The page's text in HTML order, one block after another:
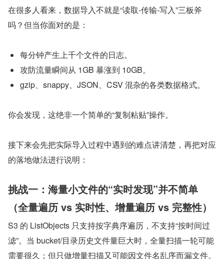
在很多人看来，数据导入不就是“读取-传输-写入”三板斧
吗？但当你面对的是：
每分钟产生上千个文件的日志。
攻防流量瞬间从 1GB 暴涨到 10GB。
gzip、snappy、JSON、CSV 混杂的各类数据格式。
你会发现，这绝非一个简单的“复制粘贴”操作。
接下来会先把实际导入过程中遇到的难点讲清楚，再把对应
的落地做法进行说明：
挑战一：海量小文件的“实时发现”并不简单
（全量遍历 vs 实时性、增量遍历 vs 完整性）
S3 的 ListObjects 只支持按字典序遍历，不支持“按时间过
滤”。当 bucket/目录历史文件量巨大时，全量扫描一轮可能
需要很久；但只做增量扫描又可能因文件名乱序而漏文件。